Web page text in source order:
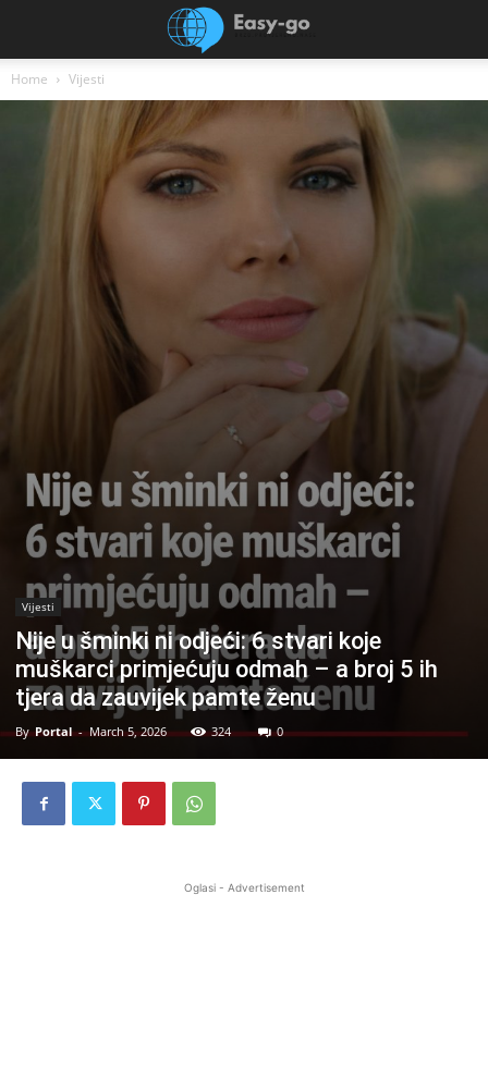
Home Vijesti
Vijesti
Nije u šminki ni odjeći: 6 stvari koje
muškarci primjećuju odmah – a broj 5 ih
tjera da zauvijek pamte ženu
By Portal - March 5, 2026 324 0
Oglasi - Advertisement